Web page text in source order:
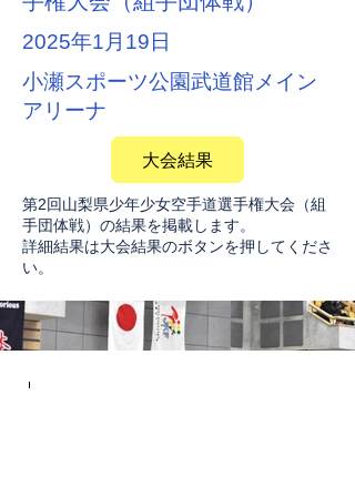
2025年1月19日
小瀬スポーツ公園武道館メイン
アリーナ
大会結果
第2回山梨県少年少女空手道選手権大会（組
手団体戦）の結果を掲載します。
詳細結果は大会結果のボタンを押してくださ
い。